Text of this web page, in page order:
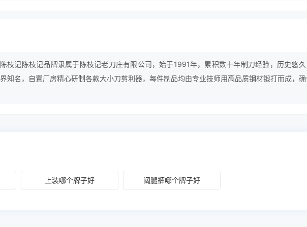
陈枝记陈枝记品牌隶属于陈枝记老刀庄有限公司，始于1991年，累积数十年制刀经验，历史悠
界知名，自置厂房精心研制各款大小刀剪利器，每件制品均由专业技师用高品质钢材锻打而成，确
上装哪个牌子好 阔腿裤哪个牌子好